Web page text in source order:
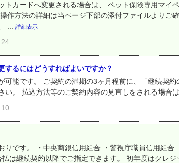
トカードへ変更される場合は、 ペット保険専用マイ
作方法の詳細は当ページ下部の添付ファイルよりご
... 詳細表示
るにはどうすればよいですか？
可能です。 ご契約の満期の3ヶ月程前に、「継続契
い。 払込方法等のご契約内容の見直しをされる場合
りです。 ・中央商銀信用組合 ・警視庁職員信用組
は継続契約以降でご指定できます。 初年度はクレ